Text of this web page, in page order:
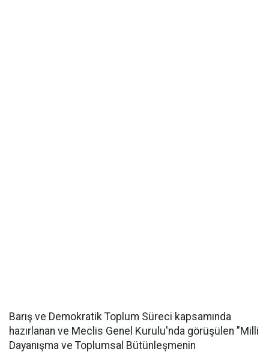
Barış ve Demokratik Toplum Süreci kapsamında
hazırlanan ve Meclis Genel Kurulu'nda görüşülen "Milli
Dayanışma ve Toplumsal Bütünleşmenin